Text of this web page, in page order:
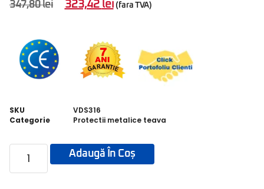
347,80lei 323,42 lei (fara TVA)
SKU
VDS316
Categorie
Protectii metalice teava
Adaugă În Coș